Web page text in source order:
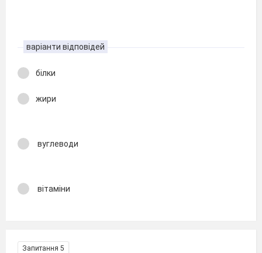
варіанти відповідей
білки
жири
вуглеводи
вітаміни
Запитання 5